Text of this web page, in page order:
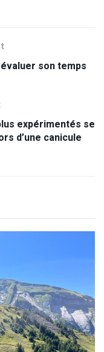
son temps
expérimentés se
d’une canicule